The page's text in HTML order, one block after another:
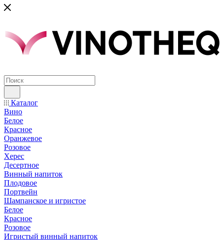
Каталог
Вино
Белое
Красное
Оранжевое
Розовое
Херес
Десертное
Винный напиток
Плодовое
Портвейн
Шампанское и игристое
Белое
Красное
Розовое
Игристый винный напиток